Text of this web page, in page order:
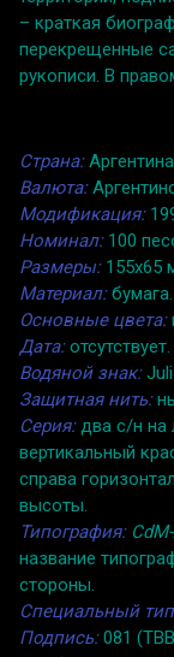
– краткая
перекрещенные
рукописи. В
Страна:Аргентина.
Валюта:
Модификация:
Номинал:100
Размеры:155x65
Материал:бумага.
Основные цвета:
Дата:отсутствует.
Водяной знак:
Защитная нить:
Серия:два с/н на
вертикальный
справа
высоты.
Типография:
название
стороны.
Специальный
Подпись:081